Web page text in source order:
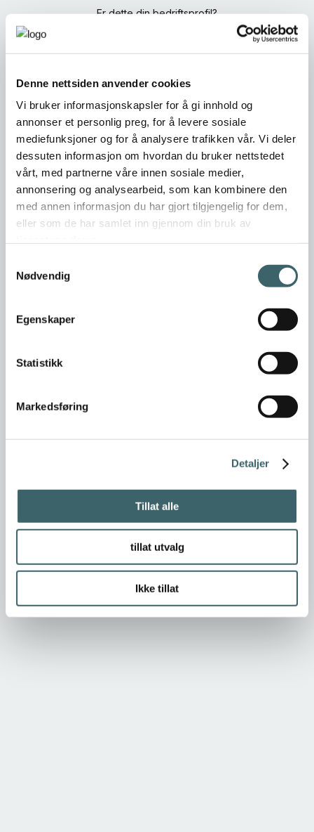
Denne nettsiden anvender cookies
Vi bruker informasjonskapsler for å gi innhold og
annonser et personlig preg, for å levere sosiale
mediefunksjoner og for å analysere trafikken vår. Vi deler
dessuten informasjon om hvordan du bruker nettstedet
vårt, med partnerne våre innen sosiale medier,
annonsering og analysearbeid, som kan kombinere den
med annen informasjon du har gjort tilgjengelig for dem,
eller som de har samlet inn gjennom din bruk av
Nødvendig
Egenskaper
Statistikk
Markedsføring
Detaljer
Tillat alle
tillat utvalg
Ikke tillat
Er dette din bedriftsprofil?
Klikk her for å be om redigeringstilgang